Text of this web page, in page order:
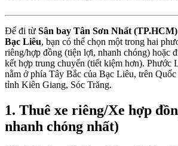
Để đi từ Sân bay Tân Sơn Nhất (TP.HCM)
Bạc Liêu, bạn có thể chọn một trong hai
riêng/hợp đồng (tiện lợi, nhanh chóng) hoặc
kết hợp trung chuyển (tiết kiệm hơn). Phước
nằm ở phía Tây Bắc của Bạc Liêu, trên
tỉnh Kiên Giang, Sóc Trăng.
1. Thuê xe riêng/Xe hợp
nhanh chóng nhất)